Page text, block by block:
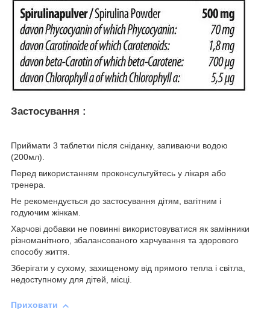
Застосування :
Приймати 3 таблетки після сніданку, запиваючи водою
(200мл).
Перед використанням проконсультуйтесь у лікаря або
тренера.
Не рекомендується до застосування дітям, вагітним і
годуючим жінкам.
Харчові добавки не повинні використовуватися як замінники
різноманітного, збалансованого харчування та здорового
способу життя.
Зберігати у сухому, захищеному від прямого тепла і світла,
недоступному для дітей, місці.
Приховати